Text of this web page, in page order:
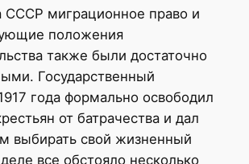
СССР миграционное право и
положения
также были достаточно
Государственный
года формально освободил
от батрачества и дал
выбирать свой жизненный
все обстояло несколько